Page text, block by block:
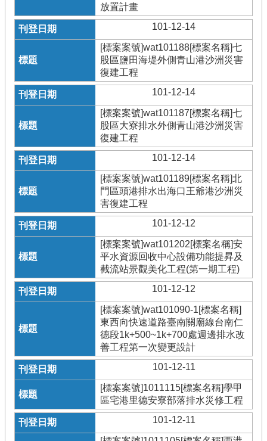
放置計畫
101-12-14
[標案案號]wat101188[標案名稱]七
股區鹽田海堤外側青山港沙洲災害
復建工程
101-12-14
[標案案號]wat101187[標案名稱]七
股區大寮排水外側青山港沙洲災害
復建工程
101-12-14
[標案案號]wat101189[標案名稱]北
門區頭港排水出海口王爺港沙洲災
害復建工程
101-12-12
[標案案號]wat101202[標案名稱]安
平水資源回收中心設備功能提昇及
截流站景觀美化工程(第一期工程)
101-12-12
[標案案號]wat101090-1[標案名稱]
東西向快速道路臺南關廟線台南仁
德段1k+500~1k+700處週邊排水改
善工程第一次變更設計
101-12-11
[標案案號]1011115[標案名稱]學甲
區宅港里德安寮部落排水災修工程
101-12-11